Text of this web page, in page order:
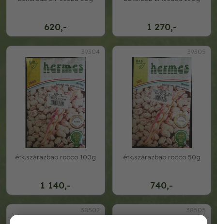
620,- 1 270,-
39304
1 140,-
étk.szárazbab rocco 100g
39305
740,-
étk.szárazbab rocco 50g
38502 38505